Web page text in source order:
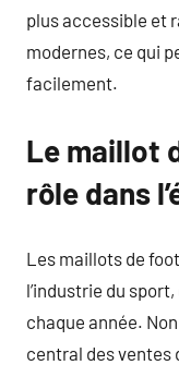
plus accessible et
modernes, ce qui
facilement.
Le maillot
rôle dans
Les maillots de
l’industrie du
chaque année.
central des ventes